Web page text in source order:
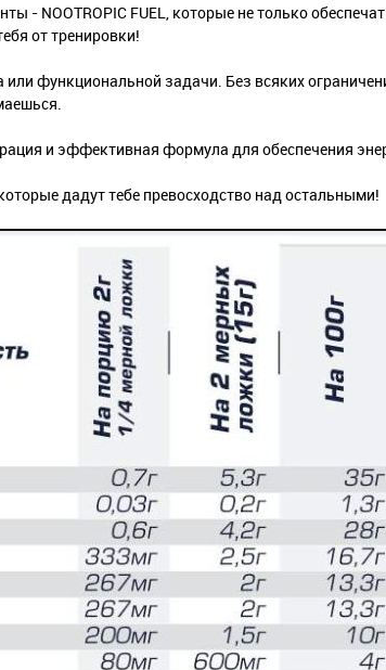
- NOOTROPIC FUEL, которые не только
от тренировки!
функциональной задачи. Без всяких
и эффективная формула для обеспечения
дадут тебе превосходство над остальными!